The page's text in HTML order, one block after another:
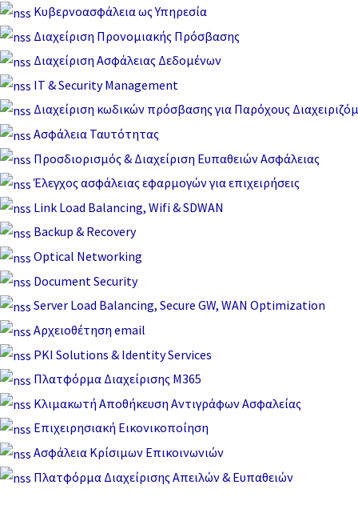
Κυβερνοασφάλεια ως Υπηρεσία
Διαχείριση Προνομιακής Πρόσβασης
Διαχείριση Ασφάλειας Δεδομένων
IT & Security Management
Διαχείριση κωδικών πρόσβασης για Παρόχους
Ασφάλεια Ταυτότητας
Προσδιορισμός & Διαχείριση Ευπαθειών Ασφάλειας
Έλεγχος ασφάλειας εφαρμογών για επιχειρήσεις
Link Load Balancing, Wifi & SDWAN
Backup & Recovery
Optical Networking
Document Security
Server Load Balancing, Secure GW, WAN Optimization
Αρχειοθέτηση email
PKI Solutions & Identity Services
Πλατφόρμα Διαχείρισης M365
Κλιμακωτή Αποθήκευση Αντιγράφων Ασφαλείας
Επιχειρησιακή Εικονικοποίηση
Ασφάλεια Κρίσιμων Επικοινωνιών
Πλατφόρμα Διαχείρισης Απειλών & Ευπαθειών
Μετάβαση
στο
περιεχόμενο